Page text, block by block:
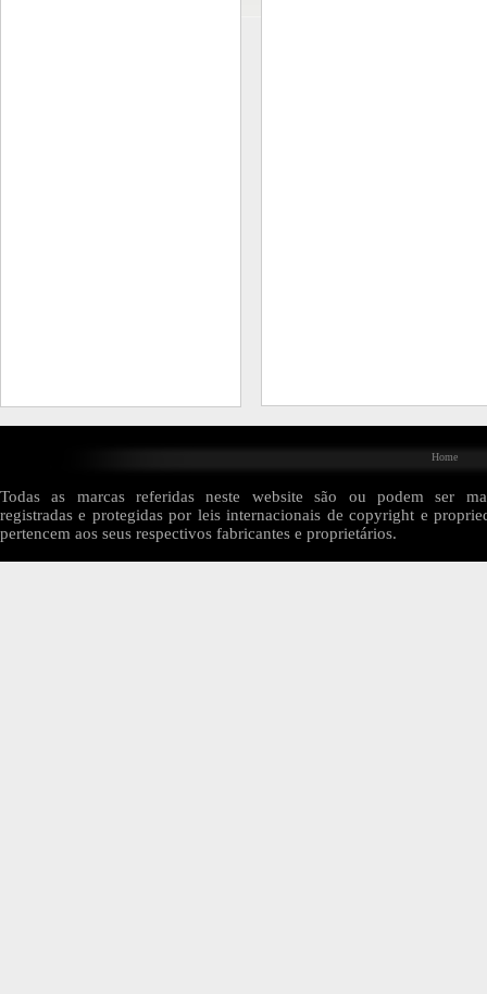
Home
Todas as marcas referidas neste website são ou podem ser
registradas e protegidas por leis internacionais de copyright e
pertencem aos seus respectivos fabricantes e proprietários.